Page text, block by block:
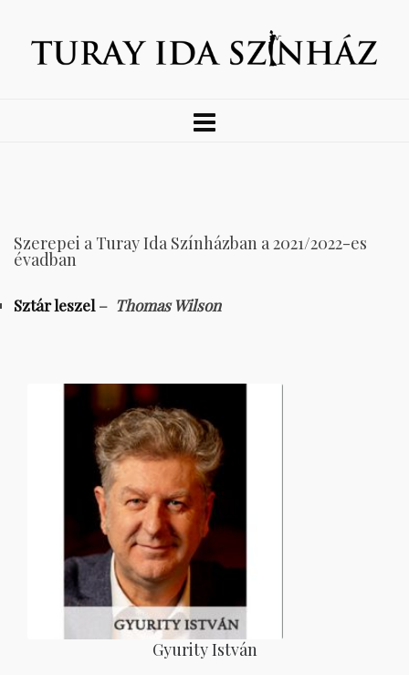
Szerepei a Turay Ida Színházban a 2021/2022-es
évadban
Sztár leszel – Thomas Wilson
Gyurity István